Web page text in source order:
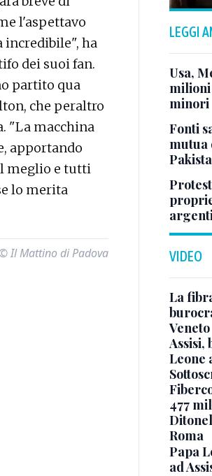
l'aspettavo
incredibile", ha
dei suoi fan.
partito qua
che peraltro
"La macchina
apportando
meglio e tutti
lo merita
Il Mattino di Padova
LEGGI
Usa,
milioni
minori
Fonti
mutua
VIDEO
La
Veneto
Assisi,
Leone
477
Roma
Papa
ad